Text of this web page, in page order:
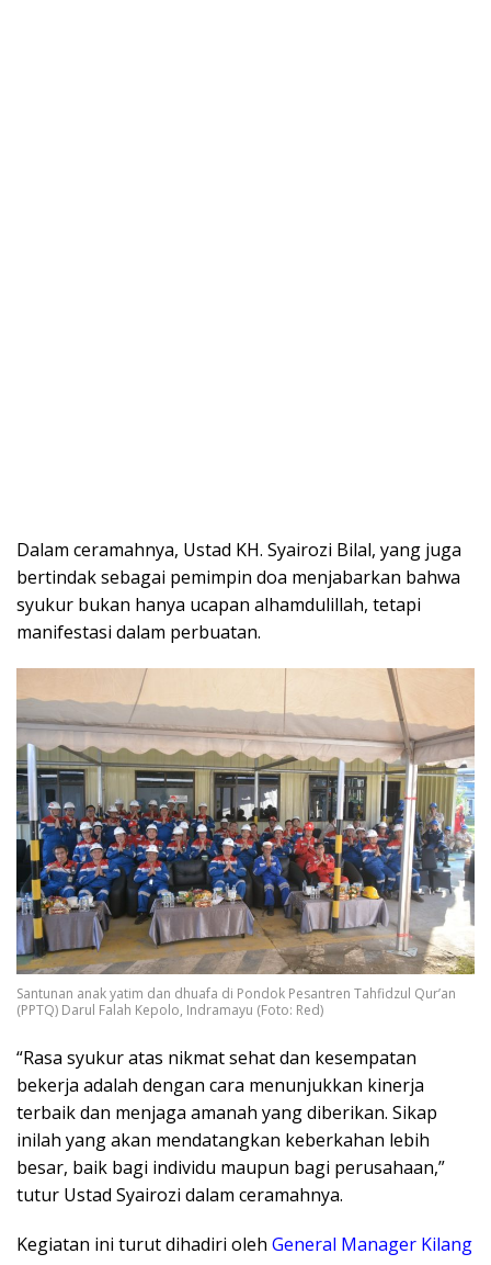
Dalam ceramahnya, Ustad KH. Syairozi Bilal, yang juga
bertindak sebagai pemimpin doa menjabarkan bahwa
syukur bukan hanya ucapan alhamdulillah, tetapi
manifestasi dalam perbuatan.
Santunan anak yatim dan dhuafa di Pondok Pesantren Tahfidzul Qur’an
(PPTQ) Darul Falah Kepolo, Indramayu (Foto: Red)
“Rasa syukur atas nikmat sehat dan kesempatan
bekerja adalah dengan cara menunjukkan kinerja
terbaik dan menjaga amanah yang diberikan. Sikap
inilah yang akan mendatangkan keberkahan lebih
besar, baik bagi individu maupun bagi perusahaan,”
tutur Ustad Syairozi dalam ceramahnya.
Kegiatan ini turut dihadiri oleh General Manager Kilang